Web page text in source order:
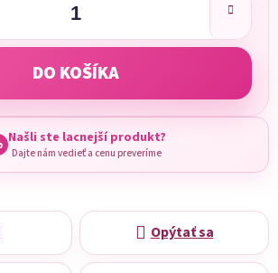
DO KOŠÍKA
Našli ste lacnejší produkt?
Dajte nám vedieť a cenu preveríme
Opýtať sa